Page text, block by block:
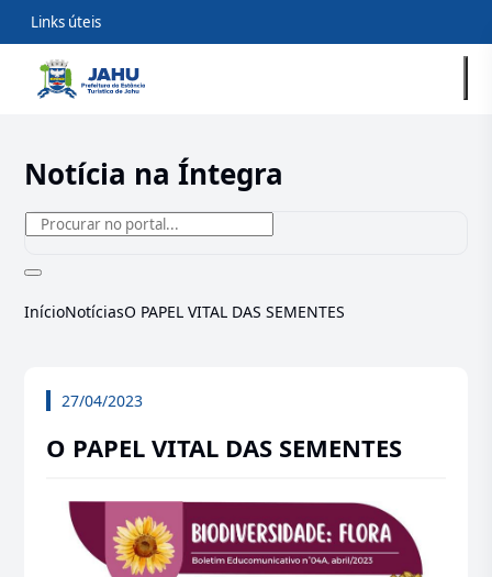
Links úteis
Notícia na Íntegra
InícioNotíciasO PAPEL VITAL DAS SEMENTES
27/04/2023
O PAPEL VITAL DAS SEMENTES